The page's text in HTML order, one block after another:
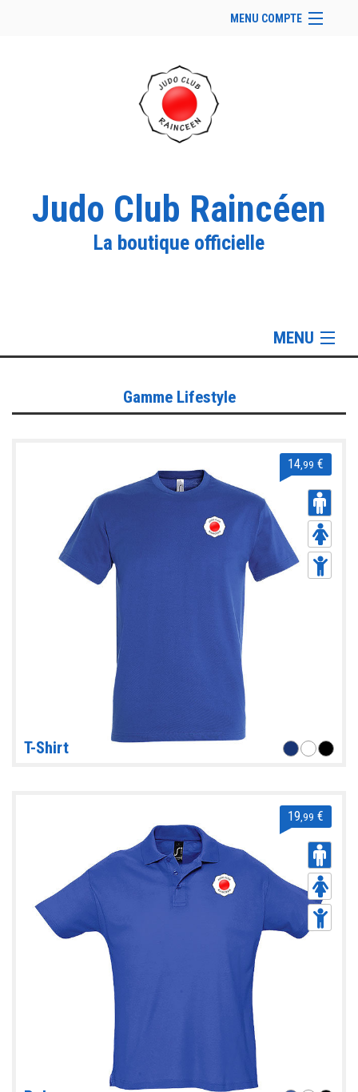
MENU COMPTE
Site Web du club
Facebook
Se connecter
Panier (
Judo Club Raincéen
La boutique officielle
MENU
Gamme Training
Informations
Gamme Lifestyle
14,99 €
T-Shirt
19 ,99 €